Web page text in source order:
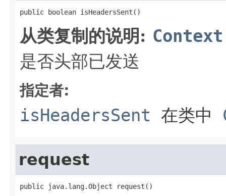
public boolean isHeadersSent()
从类复制的说明: Context
是否头部已发送
指定者:
isHeadersSent 在类中
request
public java.lang.Object request()